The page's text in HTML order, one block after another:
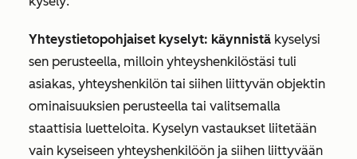
Yhteystietopohjaiset kyselyt: käynnistä kyselysi
sen perusteella, milloin yhteyshenkilöstäsi tuli
asiakas, yhteyshenkilön tai siihen liittyvän objektin
ominaisuuksien perusteella tai valitsemalla
staattisia luetteloita. Kyselyn vastaukset liitetään
vain kyseiseen yhteyshenkilöön ja siihen liittyvään